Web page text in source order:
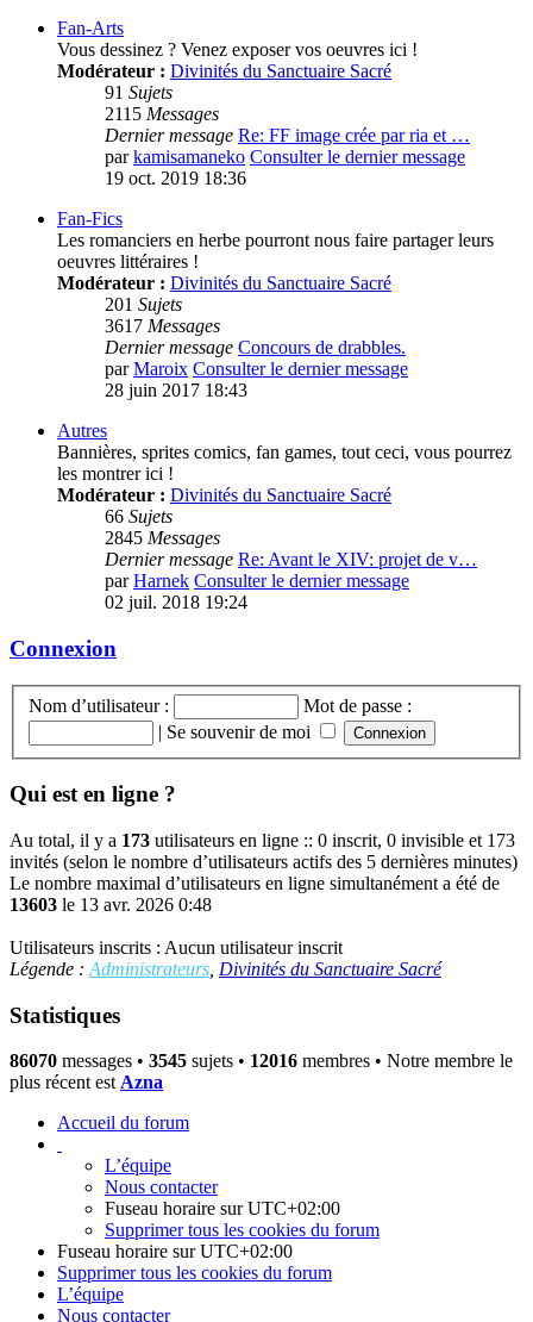
Fan-Arts
Vous dessinez ? Venez exposer vos oeuvres ici !
Modérateur : Divinités du Sanctuaire Sacré
91 Sujets
2115 Messages
Dernier message Re: FF image crée par ria et …
parkamisamaneko Consulter le dernier message
19 oct. 2019 18:36
Fan-Fics
Les romanciers en herbe pourront nous faire partager leurs
oeuvres littéraires !
Modérateur : Divinités du Sanctuaire Sacré
201 Sujets
3617 Messages
Dernier message Concours de drabbles.
parMaroix Consulter le dernier message
28 juin 2017 18:43
Autres
Bannières, sprites comics, fan games, tout ceci, vous pourrez
les montrer ici !
Modérateur : Divinités du Sanctuaire Sacré
66 Sujets
2845 Messages
Dernier message Re: Avant le XIV: projet de v…
parHarnek Consulter le dernier message
02 juil. 2018 19:24
Connexion
Nom d’utilisateur :
Mot de passe :
| Se souvenir de moi
Qui est en ligne ?
Au total, il y a 173 utilisateurs en ligne :: 0 inscrit, 0 invisible et 173
invités (selon le nombre d’utilisateurs actifs des 5 dernières minutes)
Le nombre maximal d’utilisateurs en ligne simultanément a été de
13603 le 13 avr. 2026 0:48
Utilisateurs inscrits : Aucun utilisateur inscrit
Légende : Administrateurs Divinités du Sanctuaire Sacré
Statistiques
86070 messages • 3545 sujets • 12016 membres • Notre membre le
plus récent est Azna
Accueil du forum
L’équipe
Nous contacter
Fuseau horaire surUTC+02:00
Supprimer tous les cookies du forum
Fuseau horaire surUTC+02:00
Supprimer tous les cookies du forum
L’équipe
Nous contacter